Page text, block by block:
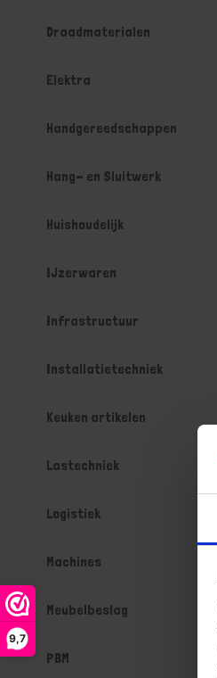
9,7
Draadmaterialen
Elektra
Handgereedschappen
Hang- en Sluitwerk
Huishoudelijk
IJzerwaren
Infrastructuur
Installatietechniek
Keuken artikelen
Lastechniek
Logistiek
Machines
Meubelbeslag
PBM